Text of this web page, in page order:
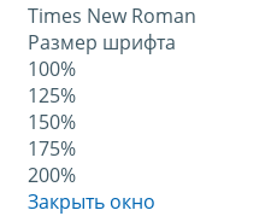
Times New Roman
Размер шрифта
100%
125%
150%
175%
200%
Закрыть окно